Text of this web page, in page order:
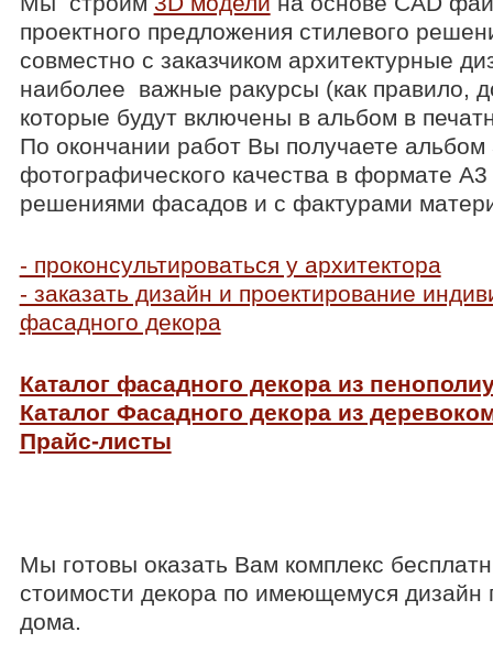
проектного предложения стилевого
совместно с заказчиком архитектурные
наиболее важные ракурсы (как правило,
которые будут включены в альбом в
По окончании работ Вы получаете
фотографического качества в формате
решениями фасадов и с фактурами
- проконсультироваться у архитектора
- заказать дизайн и проектирование
фасадного декора
Каталог фасадного декора из
Каталог Фасадного декора из
Прайс-листы
Мы готовы оказать Вам комплекс
стоимости декора по имеющемуся дизайн
дома.